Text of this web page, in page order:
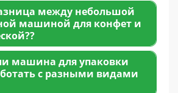
между небольшой
машиной для конфет и
машина для упаковки
с разными видами